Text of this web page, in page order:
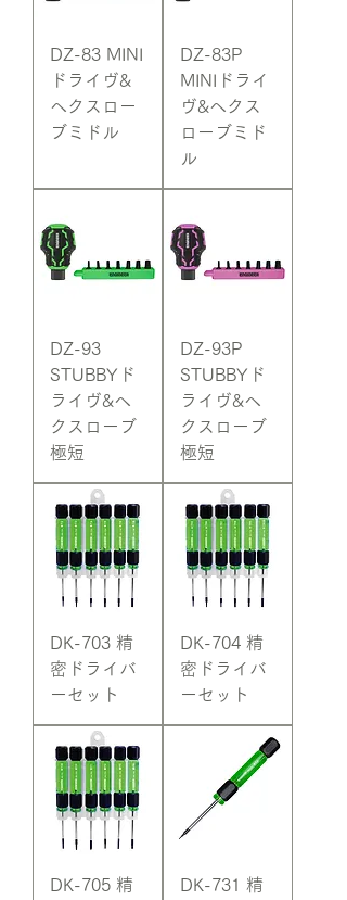
DZ-83 MINI
ドライヴ&
ヘクスロー
ブミドル
DZ-83P
MINIドライ
ヴ&ヘクス
ローブミド
ル
DZ-93
STUBBYド
ライヴ&ヘ
クスローブ
極短
DZ-93P
STUBBYド
ライヴ&ヘ
クスローブ
極短
DK-703 精
密ドライバ
ーセット
DK-704 精
密ドライバ
ーセット
DK-705 精
DK-731 精